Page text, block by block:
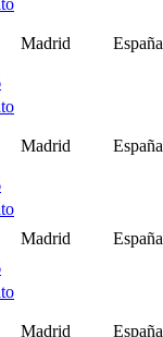
Madrid España
Madrid España
Madrid España
Madrid España